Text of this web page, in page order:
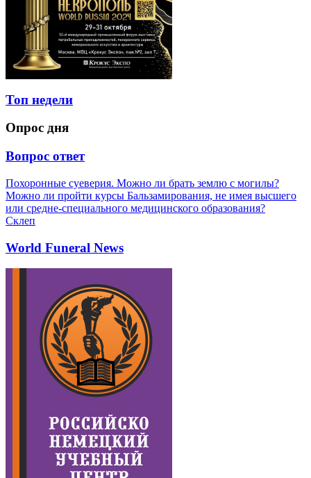
Топ недели
Опрос дня
Вопрос ответ
Похоронные суеверия. Можно ли брать землю с могилы?
Можно ли пройти курсы Бальзамирования, не имея высшего
или средне-специального медицинского образования?
Склеп
World Funeral News